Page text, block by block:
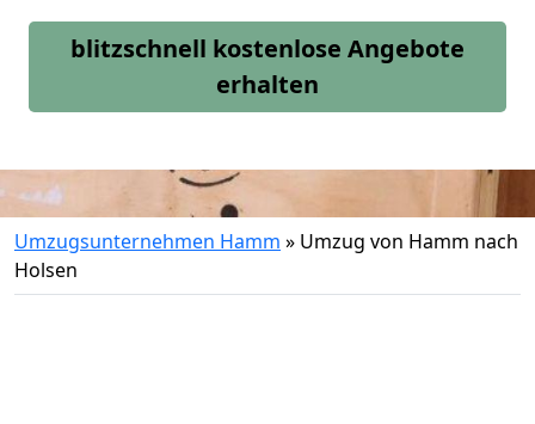
blitzschnell kostenlose Angebote
erhalten
Umzugsunternehmen Hamm » Umzug von Hamm nach
Holsen